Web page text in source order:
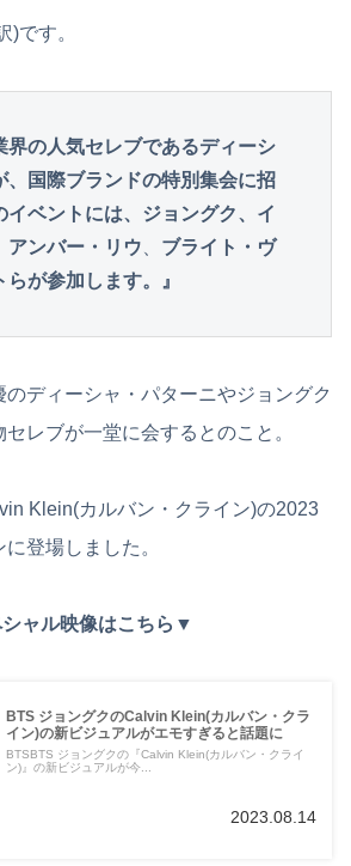
)です。
界の人気セレブであるディーシ
、国際ブランドの特別集会に招
イベントには、ジョングク、イ
アンバー・リウ
ブライト・ヴ
が参加します。』
ディーシャ・パターニやジョングク
レブが一堂に会するとのこと。
Klein(カルバン・クライン)の2023
登場しました。
ャル映像はこちら▼
BTS ジョングクのCalvin Klein(カルバン・クラ
イン)の新ビジュアルがエモすぎると話題に
BTSBTS ジョングクの『Calvin Klein(カルバン・クライ
ン)』の新ビジュアルが今...
2023.08.14